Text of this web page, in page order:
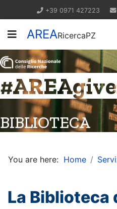
+39 0971 427223
AREARicercaPZ
BIBLIOTECA
You are here: Home
La Biblioteca